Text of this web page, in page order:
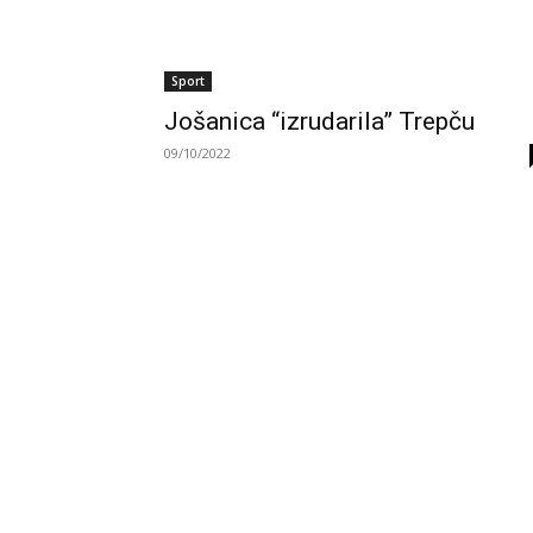
Sport
Jošanica “izrudarila” Trepču
09/10/2022